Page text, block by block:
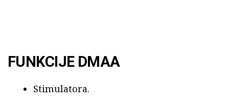
FUNKCIJE DMAA
Stimulatora.